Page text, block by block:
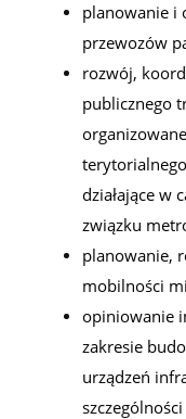
planowanie i
przewozów
rozwój,
publicznego
działające w
związku
planowanie,
mobilności
opiniowanie
zakresie
urządzeń